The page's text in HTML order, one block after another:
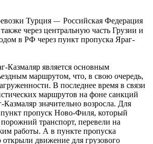
Турция — Российская Федерация
через центральную часть Грузии и
в РФ через пункт пропуска Яраг-
Казмаляр является основным
маршрутом, что, в свою очередь,
В последнее время в связи
маршрутов на фоне санкций
значительно возросла. Для
пропуск Ново-Филя, который
транспорт, перевели на
работы. А в пункте пропуска
открыли движение для грузового